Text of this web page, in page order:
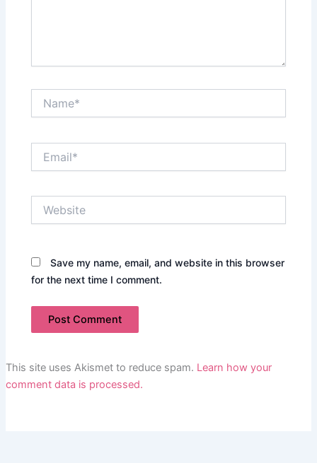
Save my name, email, and website in this browser
for the next time I comment.
This site uses Akismet to reduce spam. Learn how your
comment data is processed.